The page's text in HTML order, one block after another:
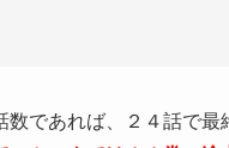
であれば、２４話で